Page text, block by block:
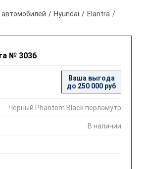
автомобилей Hyundai
Elantra
№ 3036
Ваша выгода
до 250 000 руб
Черный Phantom Black перламутр
В наличии